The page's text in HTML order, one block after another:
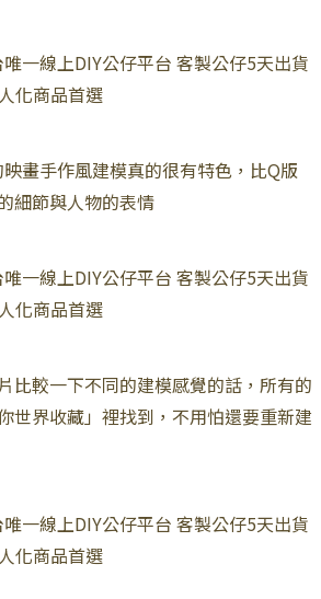
畫手作風建模真的很有特色，比Q版
細節與人物的表情
比較一下不同的建模感覺的話，所有的
世界收藏」裡找到，不用怕還要重新建